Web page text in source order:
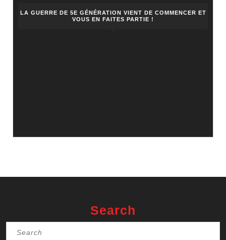
LA GUERRE DE 5E GÉNÉRATION VIENT DE COMMENCER ET
VOUS EN FAITES PARTIE !
Search